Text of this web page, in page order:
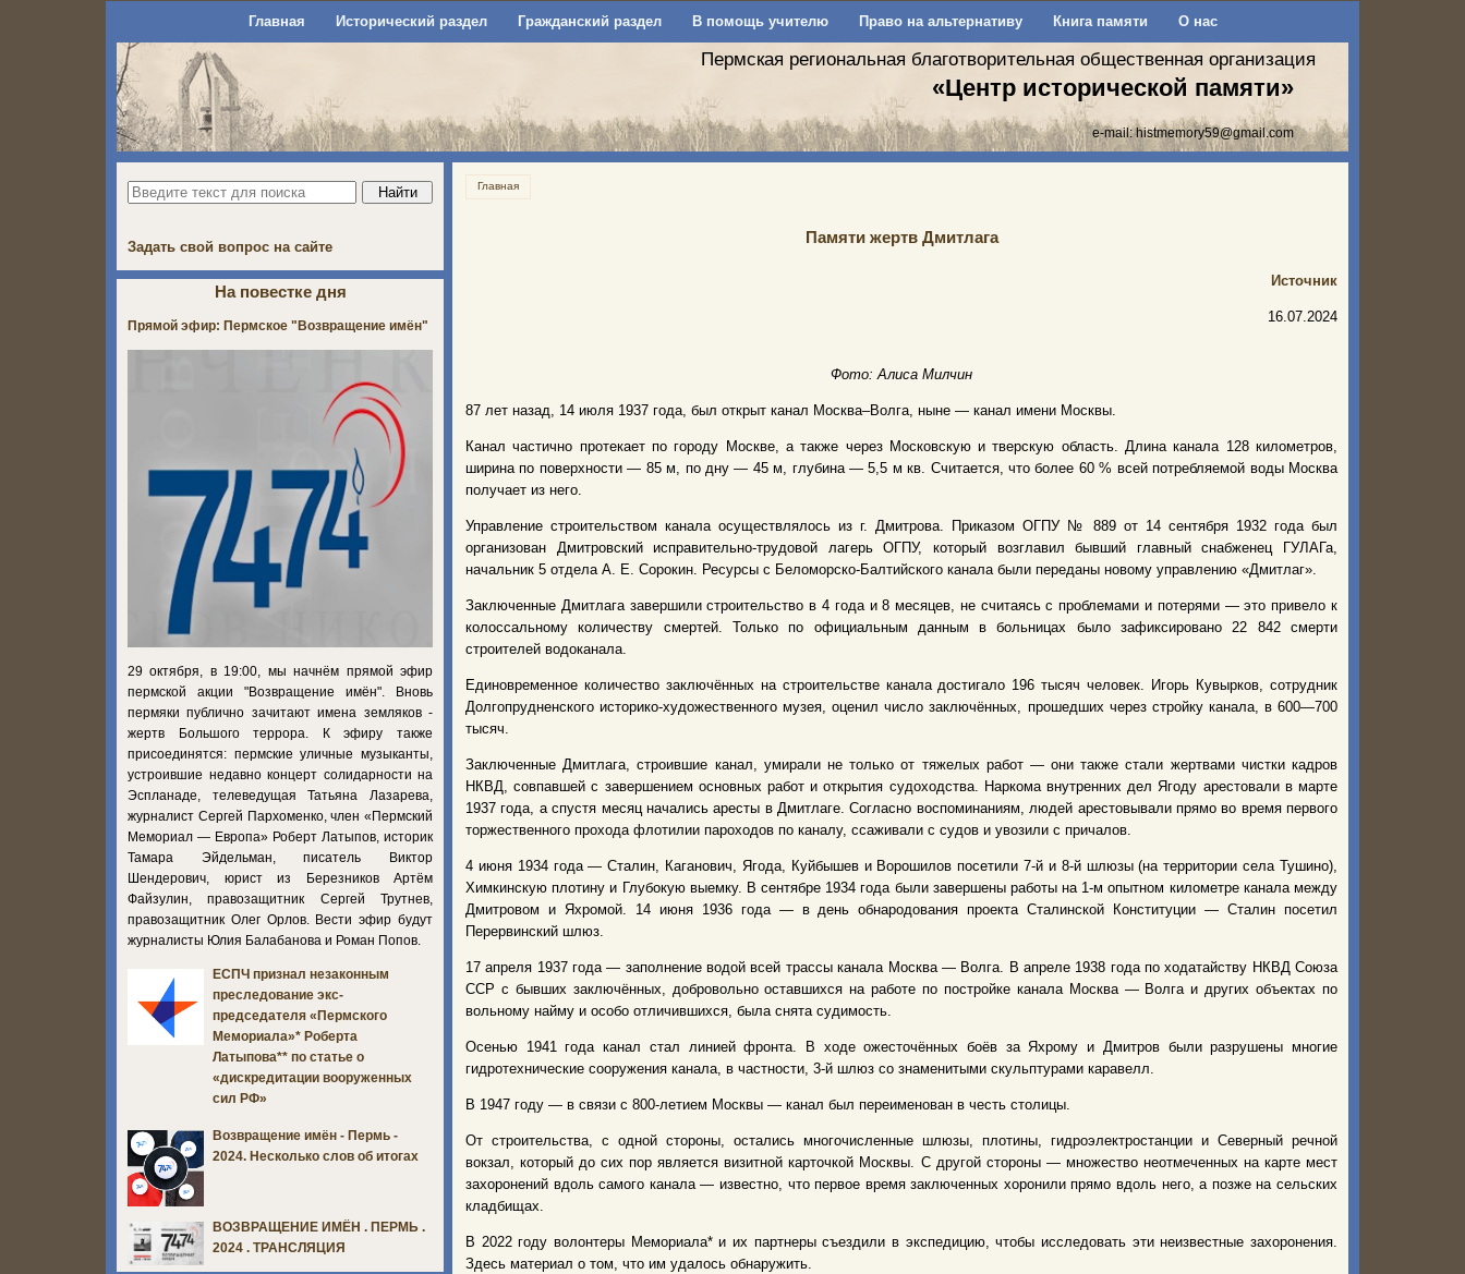
Главная Исторический раздел Гражданский раздел В помощь учителю Право на альтернативу Книга памяти О нас
Пермская региональная благотворительная общественная организация
«Центр исторической памяти»
e-mail:histmemory59@gmail.com
Главная
Памяти жертв Дмитлага
Источник
16.07.2024
Фото: Алиса Милчин
87 лет назад, 14 июля 1937 года, был открыт канал Москва–Волга, ныне — канал имени Москвы.
Канал частично протекает по городу Москве, а также через Московскую и тверскую область. Длина канала 128 километров,
ширина по поверхности — 85 м, по дну — 45 м, глубина — 5,5 м кв. Считается, что более 60 % всей потребляемой воды Москва
получает из него.
Управление строительством канала осуществлялось из г. Дмитрова. Приказом ОГПУ № 889 от 14 сентября 1932 года был
организован Дмитровский исправительно-трудовой лагерь ОГПУ, который возглавил бывший главный снабженец ГУЛАГа,
начальник 5 отдела А. Е. Сорокин. Ресурсы с Беломорско-Балтийского канала были переданы новому управлению «Дмитлаг».
Заключенные Дмитлага завершили строительство в 4 года и 8 месяцев, не считаясь с проблемами и потерями — это привело к
колоссальному количеству смертей. Только по официальным данным в больницах было зафиксировано 22 842 смерти
строителей водоканала.
Единовременное количество заключённых на строительстве канала достигало 196 тысяч человек. Игорь Кувырков, сотрудник
Долгопрудненского историко-художественного музея, оценил число заключённых, прошедших через стройку канала, в 600—700
тысяч.
Заключенные Дмитлага, строившие канал, умирали не только от тяжелых работ — они также стали жертвами чистки кадров
НКВД, совпавшей с завершением основных работ и открытия судоходства. Наркома внутренних дел Ягоду арестовали в марте
1937 года, а спустя месяц начались аресты в Дмитлаге. Согласно воспоминаниям, людей арестовывали прямо во время первого
торжественного прохода флотилии пароходов по каналу, ссаживали с судов и увозили с причалов.
4 июня 1934 года — Сталин, Каганович, Ягода, Куйбышев и Ворошилов посетили 7-й и 8-й шлюзы (на территории села Тушино),
Химкинскую плотину и Глубокую выемку. В сентябре 1934 года были завершены работы на 1-м опытном километре канала между
Дмитровом и Яхромой. 14 июня 1936 года — в день обнародования проекта Сталинской Конституции — Сталин посетил
Перервинский шлюз.
17 апреля 1937 года — заполнение водой всей трассы канала Москва — Волга. В апреле 1938 года по ходатайству НКВД Союза
ССР с бывших заключённых, добровольно оставшихся на работе по постройке канала Москва — Волга и других объектах по
вольному найму и особо отличившихся, была снята судимость.
Осенью 1941 года канал стал линией фронта. В ходе ожесточённых боёв за Яхрому и Дмитров были разрушены многие
гидротехнические сооружения канала, в частности, 3-й шлюз со знаменитыми скульптурами каравелл.
В 1947 году — в связи с 800-летием Москвы — канал был переименован в честь столицы.
От строительства, с одной стороны, остались многочисленные шлюзы, плотины, гидроэлектростанции и Северный речной
вокзал, который до сих пор является визитной карточкой Москвы. С другой стороны — множество неотмеченных на карте мест
захоронений вдоль самого канала — известно, что первое время заключенных хоронили прямо вдоль него, а позже на сельских
кладбищах.
В 2022 году волонтеры Мемориала* и их партнеры съездили в экспедицию, чтобы исследовать эти неизвестные захоронения.
Здесь материал о том, что им удалось обнаружить.
Задать свой вопрос на сайте
На повестке дня
Прямой эфир: Пермское "Возвращение имён"
29 октября, в 19:00, мы начнём прямой эфир
пермской акции "Возвращение имён". Вновь
пермяки публично зачитают имена земляков -
жертв Большого террора. К эфиру также
присоединятся: пермские уличные музыканты,
устроившие недавно концерт солидарности на
Эспланаде, телеведущая Татьяна Лазарева,
журналист Сергей Пархоменко, член «Пермский
Мемориал — Европа» Роберт Латыпов, историк
Тамара Эйдельман, писатель Виктор
Шендерович, юрист из Березников Артём
Файзулин, правозащитник Сергей Трутнев,
правозащитник Олег Орлов. Вести эфир будут
журналисты Юлия Балабанова и Роман Попов.
ЕСПЧ признал незаконным
преследование экс-
председателя «Пермского
Мемориала»* Роберта
Латыпова** по статье о
«дискредитации вооруженных
сил РФ»
Возвращение имён - Пермь -
2024. Несколько слов об итогах
ВОЗВРАЩЕНИЕ ИМЁН . ПЕРМЬ .
2024 . ТРАНСЛЯЦИЯ